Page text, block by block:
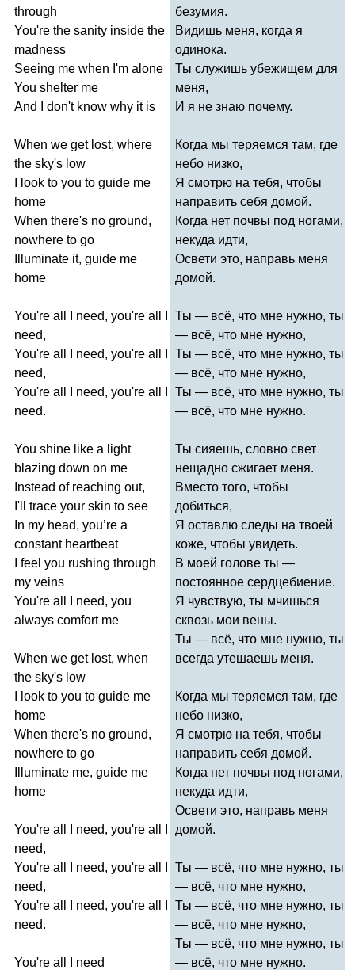
through
You're the sanity inside the
madness
Seeing me when I'm alone
You shelter me
And
don't know why it is
When we get lost, where
the sky's low
look to you to guide me
home
When there's no ground,
nowhere to go
Illuminate it, guide me
home
You're all need, you're all
need,
You're all need, you're all
need,
You're all need, you're all
need.
You shine like a light
blazing down on me
Instead of reaching out,
I'll
trace your skin to see
In my head, you’re a
constant heartbeat
feel you rushing through
my veins
You're all need, you
always comfort me
When we get lost, when
the sky's low
look to you to guide me
home
When there's no ground,
nowhere to go
Illuminate me, guide me
home
You're all need, you're all
need,
You're all need, you're all
need,
You're all need, you're all
need.
You're all
need
безумия.
Видишь меня, когда я
одинока.
Ты служишь убежищем для
меня,
И я не знаю почему.
Когда мы теряемся там, где
небо низко,
Я смотрю на тебя, чтобы
направить себя домой.
Когда нет почвы под ногами,
некуда идти,
Освети это, направь меня
домой.
Ты — всё, что мне нужно, ты
— всё, что мне нужно,
Ты — всё, что мне нужно, ты
— всё, что мне нужно,
Ты — всё, что мне нужно, ты
— всё, что мне нужно.
Ты сияешь, словно свет
нещадно сжигает меня.
Вместо того, чтобы
добиться,
Я оставлю следы на твоей
коже, чтобы увидеть.
В моей голове ты —
постоянное сердцебиение.
Я чувствую, ты мчишься
сквозь мои вены.
Ты — всё, что мне нужно, ты
всегда утешаешь меня.
Когда мы теряемся там, где
небо низко,
Я смотрю на тебя, чтобы
направить себя домой.
Когда нет почвы под ногами,
некуда идти,
Освети это, направь меня
домой.
Ты — всё, что мне нужно, ты
— всё, что мне нужно,
Ты — всё, что мне нужно, ты
— всё, что мне нужно,
Ты — всё, что мне нужно, ты
— всё, что мне нужно.